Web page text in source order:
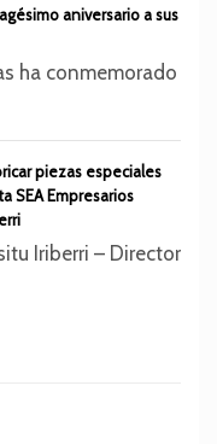
aniversario a sus
ha conmemorado
piezas especiales
SEA Empresarios
Iriberri – Director